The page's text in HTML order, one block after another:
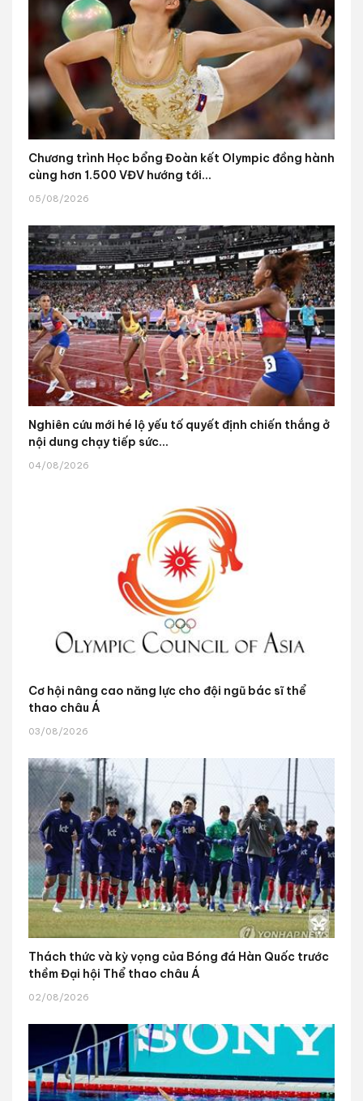
Chương trình Học bổng Đoàn kết Olympic đồng hành
cùng hơn 1.500 VĐV hướng tới...
05/08/2026
Nghiên cứu mới hé lộ yếu tố quyết định chiến thắng ở
nội dung chạy tiếp sức...
04/08/2026
Cơ hội nâng cao năng lực cho đội ngũ bác sĩ thể
thao châu Á
03/08/2026
Thách thức và kỳ vọng của Bóng đá Hàn Quốc trước
thềm Đại hội Thể thao châu Á
02/08/2026